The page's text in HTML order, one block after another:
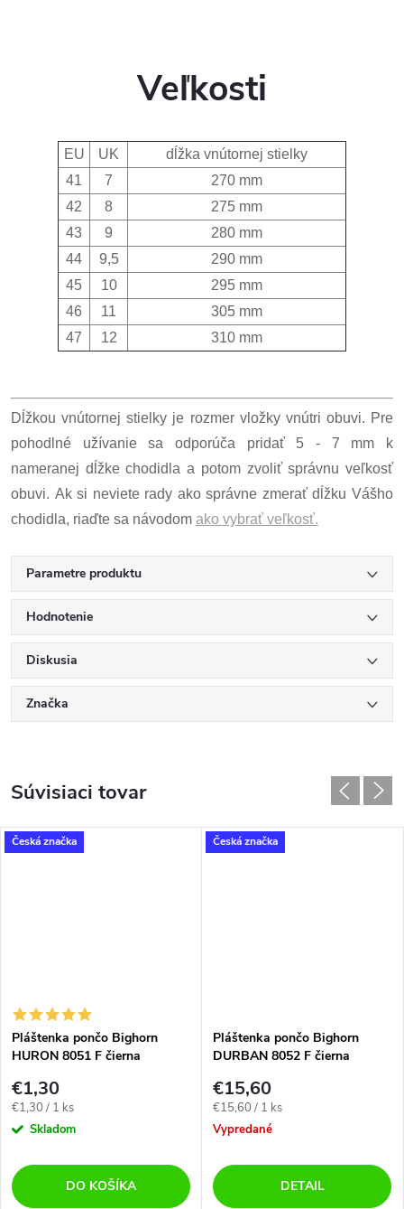
Veľkosti
EU UK
dĺžka vnútornej stielky
41
7
270 mm
42
8
275 mm
43
9
280 mm
44
9,5
290 mm
45
10
295 mm
46
11
305 mm
47
12 310 mm
Dĺžkou vnútornej stielky je rozmer vložky vnútri obuvi. Pre
pohodlné užívanie sa odporúča pridať 5 - 7 mm k
nameranej dĺžke chodidla a potom zvoliť správnu veľkosť
obuvi. Ak si neviete rady ako správne zmerať dĺžku Vášho
chodidla, riaďte sa návodom ako vybrať veľkosť.
Parametre produktu
Hodnotenie
Diskusia
Značka
Súvisiaci tovar
Česká značka
Pláštenka pončo Bighorn
HURON 8051 F čierna
€1,30
Jednotková
cena:
€1,30 / 1 ks
Skladom
DO KOŠÍKA
Česká značka
Pláštenka pončo Bighorn
DURBAN 8052 F čierna
€15,60
Jednotková
cena:
€15,60 / 1 ks
Vypredané
DETAIL